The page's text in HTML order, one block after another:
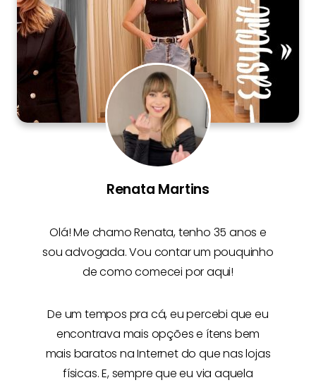
Renata Martins
Olá! Me chamoRenata, tenho 35 anos e
sou advogada. Vou contar um pouquinho
de como comecei por aqui!
De um tempos pra cá, eu percebi que eu
encontrava mais opções e ítens bem
mais baratos na Internetdo que nas lojas
físicas. E, sempre que eu via aquela